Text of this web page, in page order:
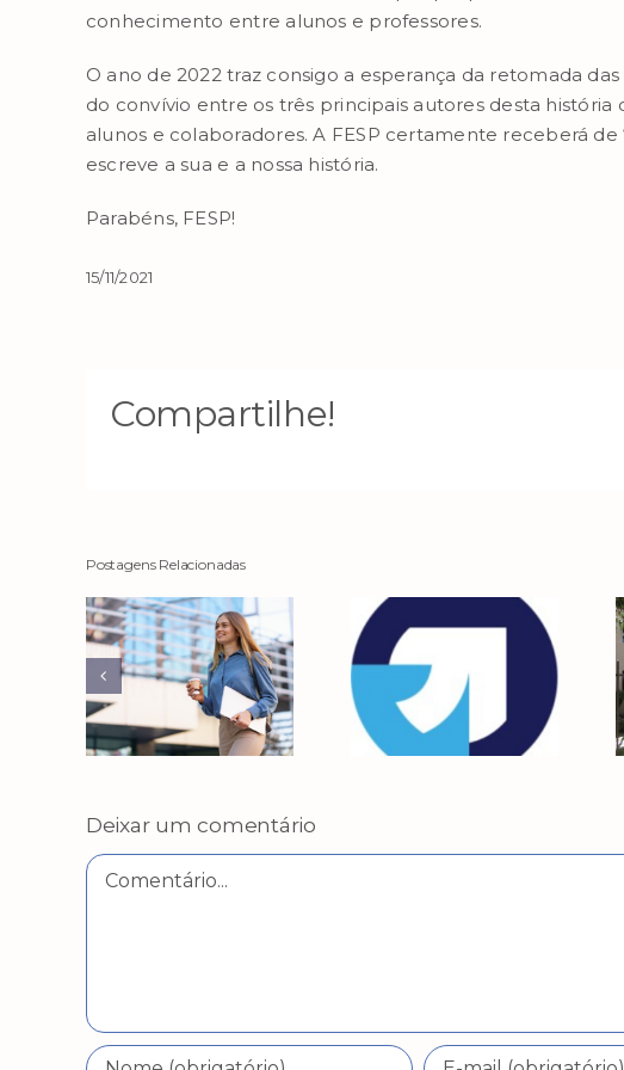
conhecimento entre alunos e professores.
O ano de 2022 traz consigo a esperança da retomada
do convívio entre os três principais autores desta
alunos e colaboradores. A FESP certamente receberá
escreve a sua e a nossa história.
Parabéns, FESP!
15/11/2021
Compartilhe!
Postagens Relacionadas
Deixar um comentário
Comentário